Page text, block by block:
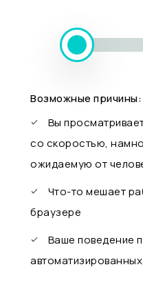
Возможные причины:
Вы
со скоростью,
ожидаемую от
Что-то мешает
браузере
Ваше поведение